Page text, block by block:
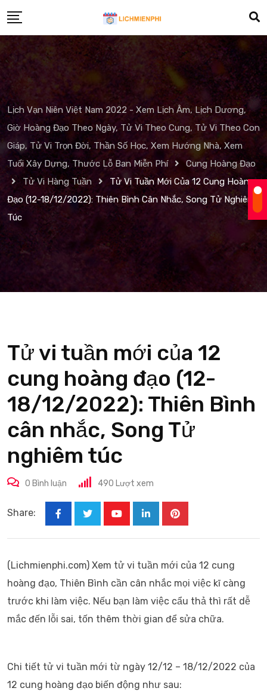
to
Lịch Vạn Niên Việt Nam 2022 - Xem Lịch Âm, Lịch Dương,
Giờ Hoàng Đạo Theo Ngày, Tử Vi Theo Cung, Tử Vi Theo Con
Giáp, Tử Vi Trọn Đời, Thần Số Học, Xem Hướng Nhà, Xem
Tuổi Xây Dựng, Thước Lỗ Ban Miễn Phí
Cung Hoàng Đạo
Tử Vi Hàng Tuần
Tử Vi Tuần Mới Của 12 Cung Hoàng
Đạo (12-18/12/2022): Thiên Bình Cân Nhắc, Song Tử Nghiêm
Túc
Tử vi tuần mới của 12
cung hoàng đạo (12-
18/12/2022): Thiên Bình
cân nhắc, Song Tử
nghiêm túc
0 Bình luận 490 Lượt xem
Share:
LinkedInPinterest
(Lichmienphi.com) Xem tử vi tuần mới của 12 cung
hoàng đạo, Thiên Bình cần cân nhắc mọi việc kĩ càng
trước khi làm việc. Nếu bạn làm việc cẩu thả thì rất dễ
mắc đến lỗi sai, tốn thêm thời gian để sửa chữa.
Chi tiết tử vi tuần mới từ ngày 12/12 – 18/12/2022 của
12 cung hoàng đạo biến động như sau: